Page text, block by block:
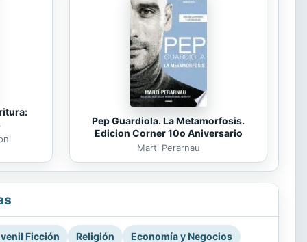
Pep Guardiola. La Metamorfosis.
Edicion Corner 10o Aniversario
Marti Perarnau
Ficción Religión Economía y Negocios